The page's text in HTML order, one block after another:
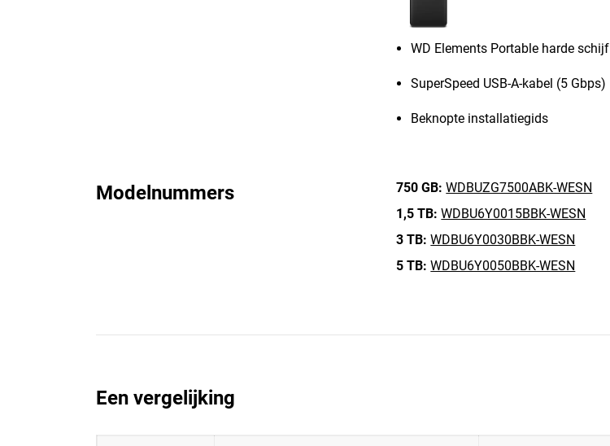
WD Elements Portable harde schijf
SuperSpeed USB-A-kabel (5 Gbps)
Beknopte installatiegids
Modelnummers 750 GB: WDBUZG7500ABK-WESN
1,5 TB: WDBU6Y0015BBK-WESN
3 TB: WDBU6Y0030BBK-WESN
5 TB: WDBU6Y0050BBK-WESN
Een vergelijking